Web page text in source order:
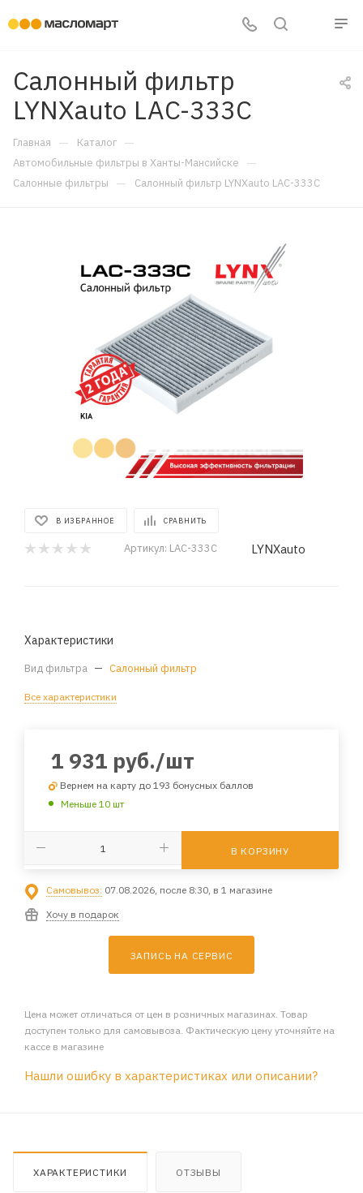
Салонный фильтр
LYNXauto LAC-333C
Главная — Каталог —
Автомобильные фильтры в Ханты-Мансийске —
Салонные фильтры — Салонный фильтр LYNXauto LAC-333C
В ИЗБРАННОЕ СРАВНИТЬ
Артикул: LAC-333C LYNXauto
Характеристики
Вид фильтра — Салонный фильтр
Все характеристики
1 931 руб./шт
Вернем на карту до 193 бонусных баллов
Меньше 10 шт
В КОРЗИНУ
Самовывоз: 07.08.2026, после 8:30, в 1 магазине
Хочу в подарок
ЗАПИСЬ НА СЕРВИС
Цена может отличаться от цен в розничных магазинах. Товар
доступен только для самовывоза. Фактическую цену уточняйте на
кассе в магазине
Нашли ошибку в характеристиках или описании?
ХАРАКТЕРИСТИКИ ОТЗЫВЫ